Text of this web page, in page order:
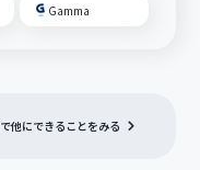
Gamma
で他にできることをみる